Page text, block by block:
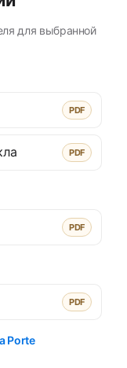
для выбранной
PDF
PDF
PDF
PDF
Porte